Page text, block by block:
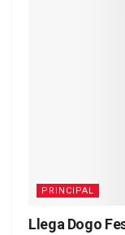
PRINCIPAL
Llega Dogo